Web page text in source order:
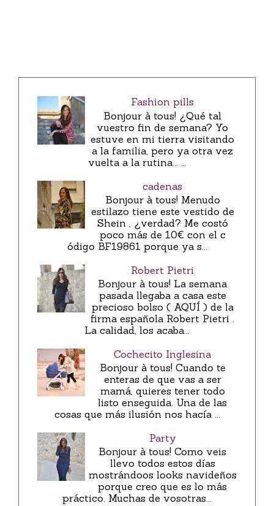
Fashion pills
Bonjour à tous! ¿Qué tal
vuestro fin de semana? Yo
estuve en mi tierra visitando
a la familia, pero ya otra vez
vuelta a la rutina... ...
cadenas
Bonjour à tous! Menudo
estilazo tiene este vestido de
Shein , ¿verdad? Me costó
poco más de 10€ con el c
ódigo BF19861 porque ya s...
Robert Pietri
Bonjour à tous! La semana
pasada llegaba a casa este
precioso bolso ( AQUÍ ) de la
firma española Robert Pietri .
La calidad, los acaba...
Cochecito Inglesina
Bonjour à tous! Cuando te
enteras de que vas a ser
mamá, quieres tener todo
listo enseguida. Una de las
cosas que más ilusión nos hacía ...
Party
Bonjour à tous! Como veis
llevo todos estos días
mostrándoos looks navideños
porque creo que es lo más
práctico. Muchas de vosotras...